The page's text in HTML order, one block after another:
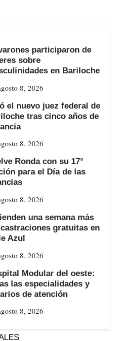
participaron de
sobre
en Bariloche
8, 2026
el nuevo juez federal de
tras cinco años de
8, 2026
Ronda con su 17°
para el Día de las
8, 2026
una semana más
gratuitas en
Azul
8, 2026
Modular del oeste:
las especialidades y
de atención
8, 2026